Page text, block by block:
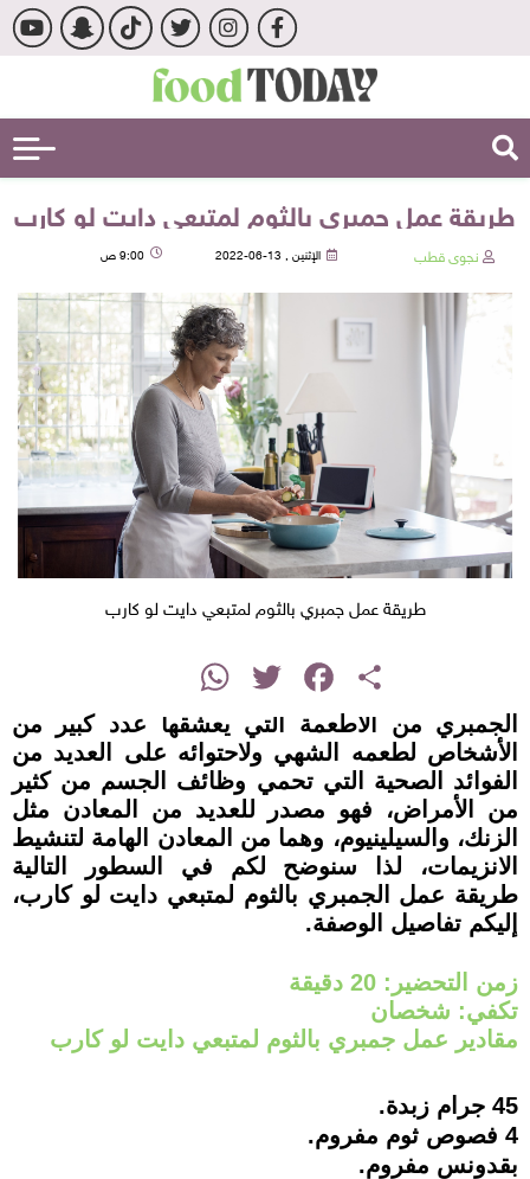
طريقة عمل جمبري بالثوم لمتبعي دايت لو كارب
نجوى قطب الإثنين , 13-06-2022 9:00 ص
طريقة عمل جمبري بالثوم لمتبعي دايت لو كارب
Share
Facebook
Twitter
WhatsApp
الجمبري من الأطعمة التي يعشقها عدد كبير من
الأشخاص لطعمه الشهي ولاحتوائه على العديد من
الفوائد الصحية التي تحمي وظائف الجسم من كثير
من الأمراض، فهو مصدر للعديد من المعادن مثل
الزنك، والسيلينيوم، وهما من المعادن الهامة لتنشيط
الانزيمات، لذا سنوضح لكم في السطور التالية
طريقة عمل الجمبري بالثوم لمتبعي دايت لو كارب،
إليكم تفاصيل الوصفة.
زمن التحضير: 20 دقيقة
تكفي: شخصان
مقادير عمل جمبري بالثوم لمتبعي دايت لو كارب
45 جرام زبدة.
4 فصوص ثوم مفروم.
بقدونس مفروم.